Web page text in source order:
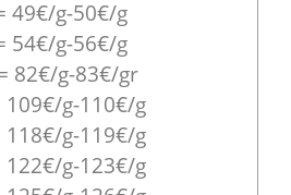
49€/g-50€/g
54€/g-56€/g
82€/g-83€/gr
109€/g-110€/g
118€/g-119€/g
122€/g-123€/g